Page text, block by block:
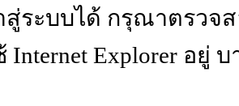
ระบบได้ กรุณาตรวจส
Explorer อยู่